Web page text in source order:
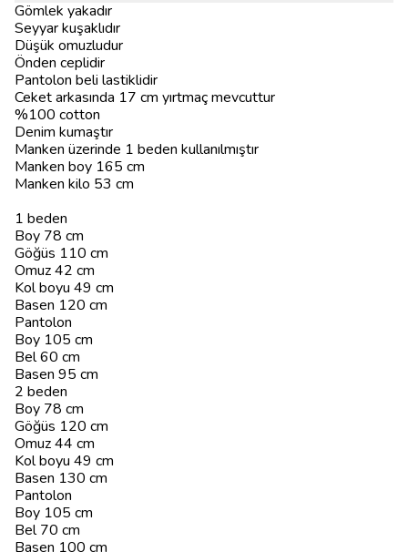
Gömlek yakadır
Seyyar kuşaklıdır
Düşük omuzludur
Önden ceplidir
Pantolon beli lastiklidir
Ceket arkasında 17 cm yırtmaç mevcuttur
%100 cotton
Denim kumaştır
Manken üzerinde 1 beden kullanılmıştır
Manken boy 165 cm
Manken kilo 53 cm
1 beden
Boy 78 cm
Göğüs 110 cm
Omuz 42 cm
Kol boyu 49 cm
Basen 120 cm
Pantolon
Boy 105 cm
Bel 60 cm
Basen 95 cm
2 beden
Boy 78 cm
Göğüs 120 cm
Omuz 44 cm
Kol boyu 49 cm
Basen 130 cm
Pantolon
Boy 105 cm
Bel 70 cm
Basen 100 cm